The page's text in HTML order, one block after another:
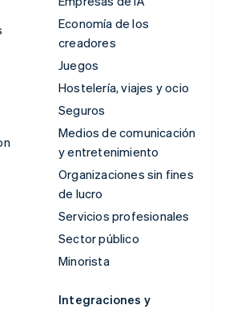
Economía de los
creadores
Juegos
Hostelería, viajes y ocio
Seguros
Medios de comunicación
y entretenimiento
Organizaciones sin fines
de lucro
Servicios profesionales
Sector público
Minorista
Integraciones y